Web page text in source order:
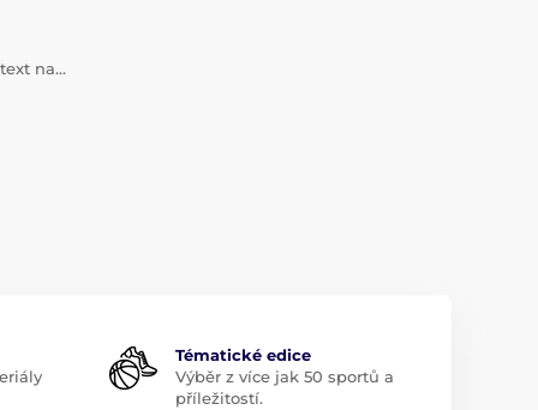
na…
Tématické edice
Výběr z více jak 50 sportů a
příležitostí.